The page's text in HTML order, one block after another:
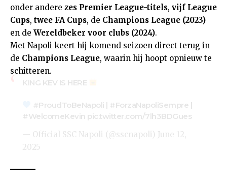
onder andere zes Premier League-titels, vijf League
Cups, twee FA Cups, de Champions League (2023)
en de Wereldbeker voor clubs (2024).
Met Napoli keert hij komend seizoen direct terug in
de Champions League, waarin hij hoopt opnieuw te
schitteren.
KING KEV IS HERE
#ProudToBeNapoli | #ForzaNapoliSempre |
#WelcomeKevin pic.twitter.com/7lh3BDGues
— Official SSC Napoli (@sscnapoli) June 12,
2025